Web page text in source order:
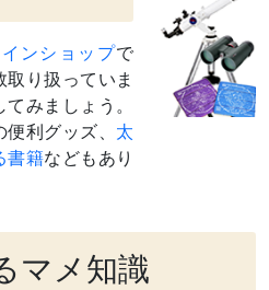
ンショップで
り扱っていま
みましょう。
利グッズ、 太
書籍などもあり
マメ知識